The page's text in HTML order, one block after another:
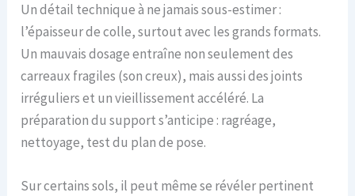
Un détail technique à ne jamais sous-estimer :
l’épaisseur de colle, surtout avec les grands formats.
Un mauvais dosage entraîne non seulement des
carreaux fragiles (son creux), mais aussi des joints
irréguliers et un vieillissement accéléré. La
préparation du support s’anticipe : ragréage,
nettoyage, test du plan de pose.
Sur certains sols, il peut même se révéler pertinent